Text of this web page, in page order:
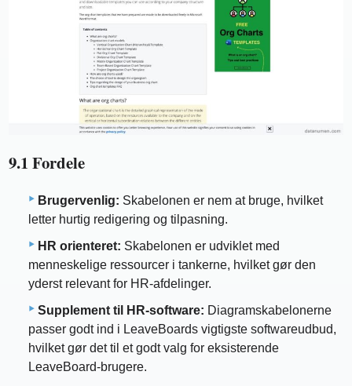
9.1 Fordele
Brugervenlig: Skabelonen er nem at bruge, hvilket
letter hurtig redigering og tilpasning.
HR orienteret: Skabelonen er udviklet med
menneskelige ressourcer i tankerne, hvilket gør den
yderst relevant for HR-afdelinger.
Supplement til HR-software: Diagramskabelonerne
passer godt ind i LeaveBoards vigtigste softwareudbud,
hvilket gør det til et godt valg for eksisterende
LeaveBoard-brugere.